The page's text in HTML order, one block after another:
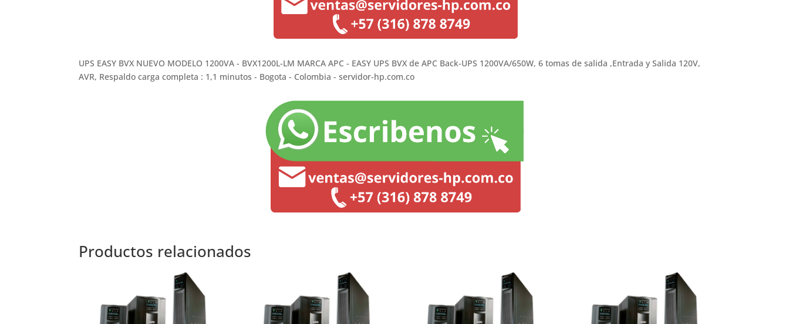
UPS EASY BVX NUEVO MODELO 1200VA - BVX1200L-LM MARCA APC - EASY UPS BVX de APC Back-UPS 1200VA/650W, 6 tomas de salida ,Entrada y Salida 120V,
AVR, Respaldo carga completa : 1,1 minutos - Bogota - Colombia - servidor-hp.com.co
Productos relacionados